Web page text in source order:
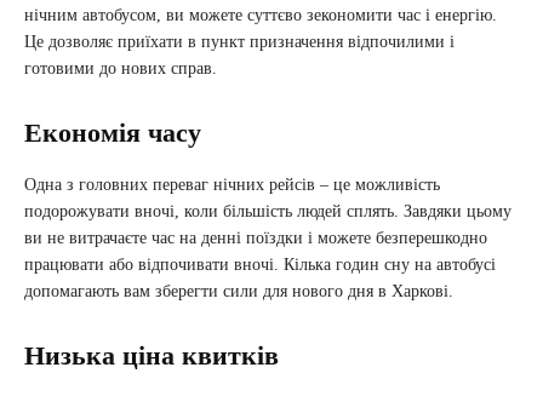
нічним автобусом, ви можете суттєво зекономити час і енергію.
Це дозволяє приїхати в пункт призначення відпочилими і
готовими до нових справ.
Економія часу
Одна з головних переваг нічних рейсів – це можливість
подорожувати вночі, коли більшість людей сплять. Завдяки цьому
ви не витрачаєте час на денні поїздки і можете безперешкодно
працювати або відпочивати вночі. Кілька годин сну на автобусі
допомагають вам зберегти сили для нового дня в Харкові.
Низька ціна квитків